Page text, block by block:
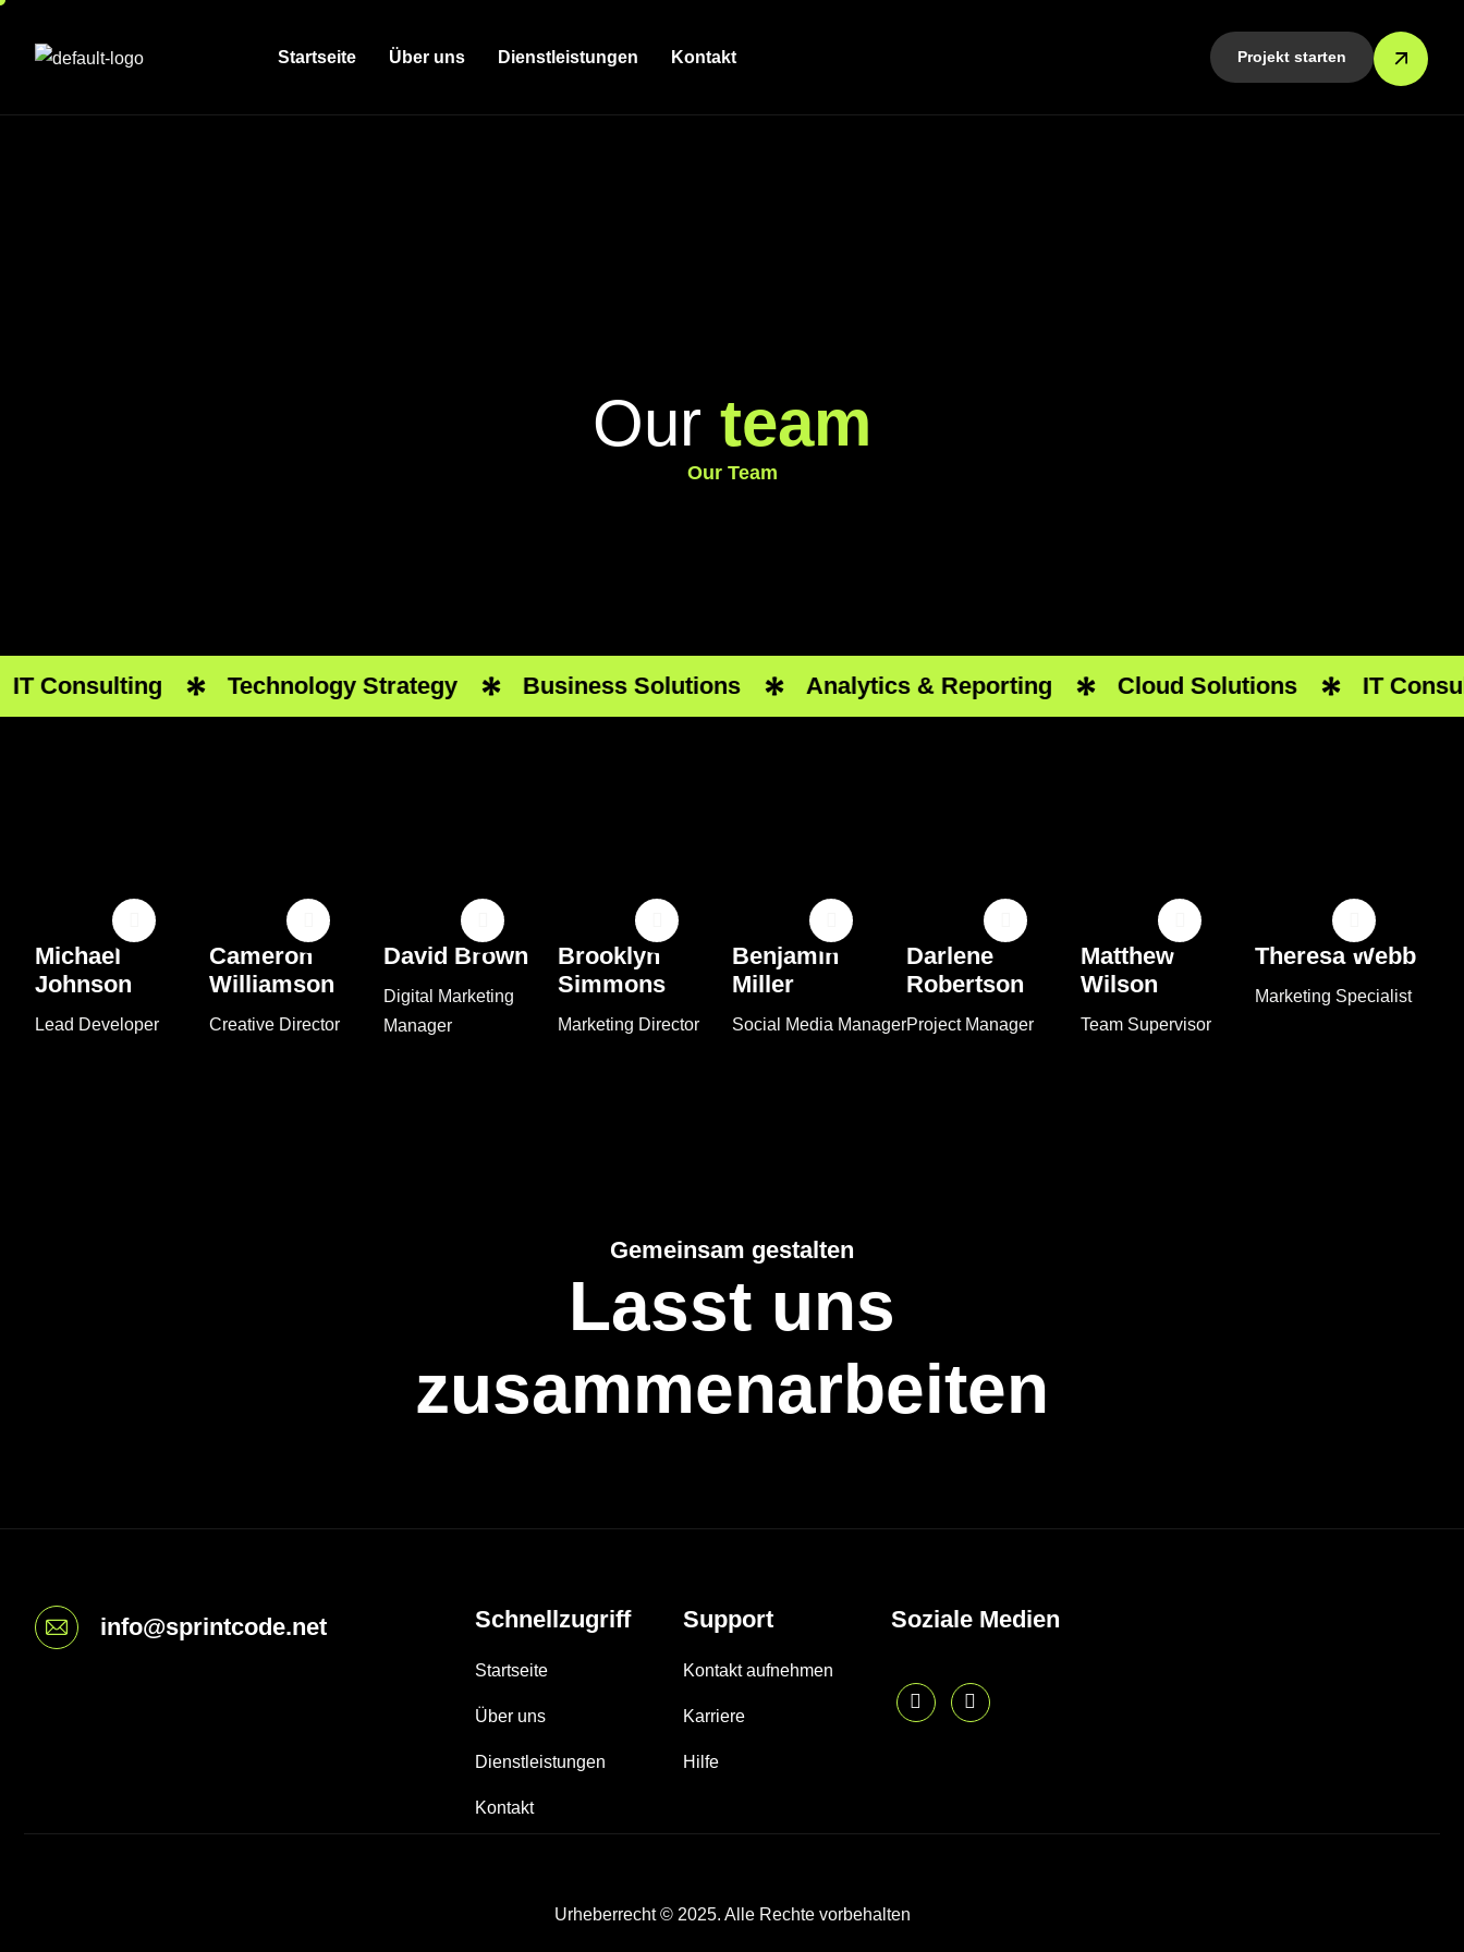
Startseite Über uns Dienstleistungen Kontakt Projekt starten
Our team
Our Team
Consulting Technology Strategy Business Solutions Analytics & Reporting Cloud Solutions IT
Michael
Johnson
Lead Developer
Cameron
Williamson
Creative Director
David Brown
Digital Marketing
Manager
Brooklyn
Simmons
Marketing Director
Benjamin
Miller
Social Media Manager
Darlene
Robertson
Project Manager
Matthew
Wilson
Team Supervisor
Theresa Webb
Marketing Specialist
Gemeinsam gestalten
Lasst uns
zusammenarbeiten
info@sprintcode.net Schnellzugriff
Startseite
Über uns
Dienstleistungen
Kontakt
Support
Kontakt aufnehmen
Karriere
Hilfe
Soziale Medien
Urheberrecht © 2025. Alle Rechte vorbehalten